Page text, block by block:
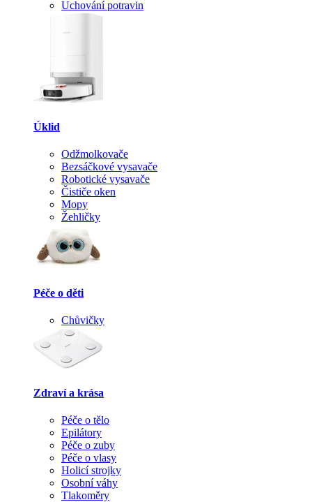
Uchování potravin
Úklid
Odžmolkovače
Bezsáčkové vysavače
Robotické vysavače
Čističe oken
Mopy
Žehličky
Péče o děti
Chůvičky
Zdraví a krása
Péče o tělo
Epilátory
Péče o zuby
Péče o vlasy
Holicí strojky
Osobní váhy
Tlakoměry